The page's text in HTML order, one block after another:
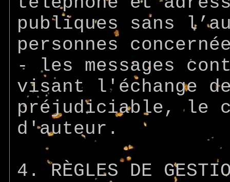
publiques sans
personnes
- les messages
visant l'échange
préjudiciable, le
d'auteur.
4. RÈGLES DE